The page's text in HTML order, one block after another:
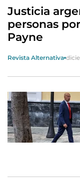
Justicia
personas
Payne
Revista Alternativa